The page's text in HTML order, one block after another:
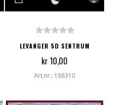
LEVANGER 5D SENTRUM
kr 10,00
Art.nr.: 188310